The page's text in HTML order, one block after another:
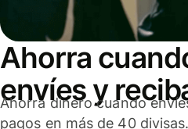
Ahorra
envíes y
Ahorra dinero cuando
pagos en más de 40